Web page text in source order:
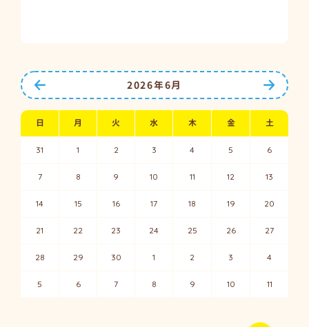
次の月
2026年6月
日 月 火 水 木 金 土
31 1 2 3 4 5 6
7 8 9 10 11 12 13
14 15 16 17 18 19 20
21 22 23 24 25 26 27
28 29 30 1 2 3 4
5 6 7 8 9 10 11